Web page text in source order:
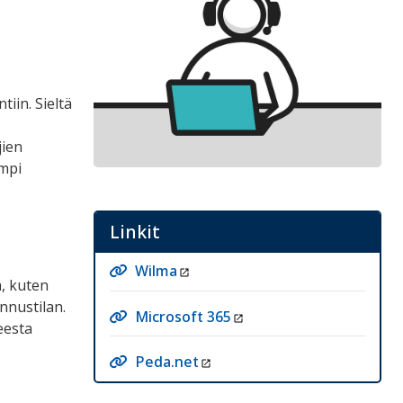
Sieltä
kuten
Linkit
Wilma
Microsoft 365
Peda.net